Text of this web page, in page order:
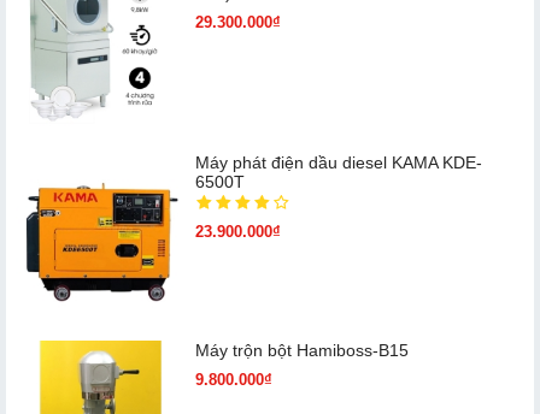
29.300.000₫
Máy phát điện dầu diesel KAMA KDE-
6500T
23.900.000₫
Máy trộn bột Hamiboss-B15
9.800.000₫